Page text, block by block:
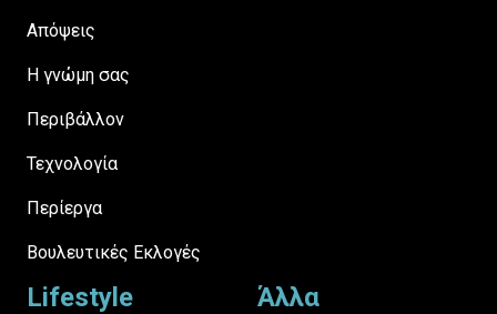
Απόψεις
H γνώμη σας
Περιβάλλον
Τεχνολογία
Περίεργα
Βουλευτικές Εκλογές
Lifestyle Άλλα